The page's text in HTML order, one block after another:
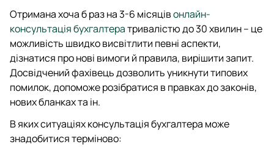
Отримана хоча б раз на 3-6 місяцівонлайн-
консультація бухгалтератривалістю до 30 хвилин – це
можливість швидко висвітлити певні аспекти,
дізнатися про нові вимоги й правила, вирішити запит.
Досвідчений фахівець дозволить уникнути типових
помилок, допоможе розібратися в правках до законів,
нових бланках та ін.
В яких ситуаціях консультація бухгалтера може
знадобитися терміново: